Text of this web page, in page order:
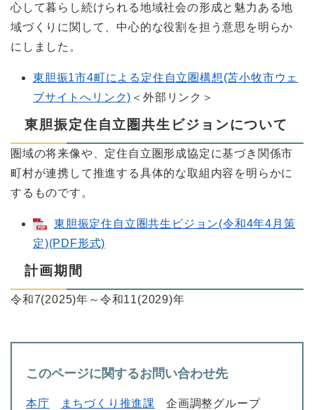
心して暮らし続けられる地域社会の形成と魅力ある地
域づくりに関して、中心的な役割を担う意思を明らか
にしました。
東胆振1市4町による定住自立圏構想(苫小牧市ウェ
ブサイトへリンク) ＜外部リンク＞
東胆振定住自立圏共生ビジョンについて
圏域の将来像や、定住自立圏形成協定に基づき関係市
町村が連携して推進する具体的な取組内容を明らかに
するものです。
東胆振定住自立圏共生ビジョン(令和4年4月策
定)(PDF形式)
計画期間
令和7(2025)年～令和11(2029)年
このページに関するお問い合わせ先
本庁 まちづくり推進課 企画調整グループ